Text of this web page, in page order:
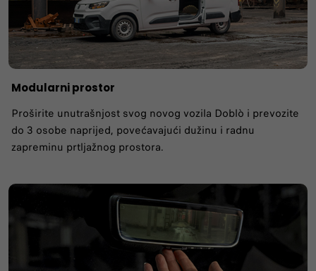
Modularni prostor
Proširite unutrašnjost svog novog vozila Doblò i prevozite
do 3 osobe naprijed, povećavajući dužinu i radnu
zapreminu prtljažnog prostora.